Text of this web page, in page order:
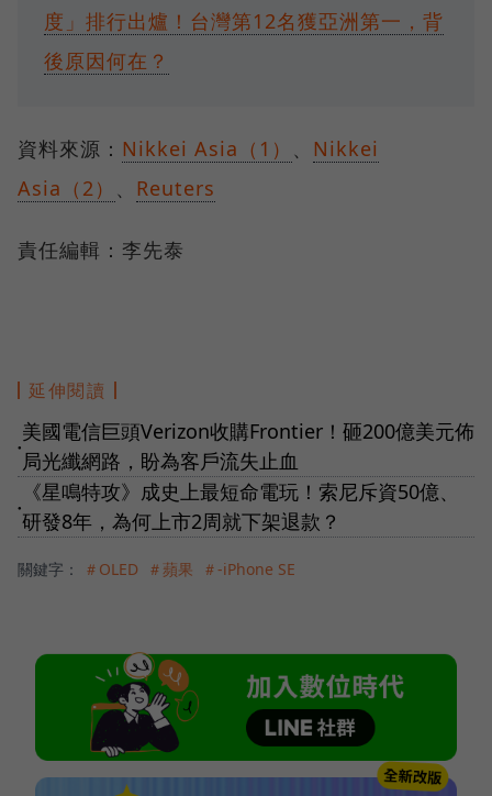
度」排行出爐！台灣第12名獲亞洲第一，背
後原因何在？
資料來源： Nikkei Asia（1） 、 Nikkei
Asia（2） 、 Reuters
責任編輯：李先泰
延伸閱讀
●
美國電信巨頭Verizon收購Frontier！砸200億美元佈
局光纖網路，盼為客戶流失止血
●
《星鳴特攻》成史上最短命電玩！索尼斥資50億、
研發8年，為何上市2周就下架退款？
關鍵字： ＃OLED ＃蘋果 ＃-iPhone SE